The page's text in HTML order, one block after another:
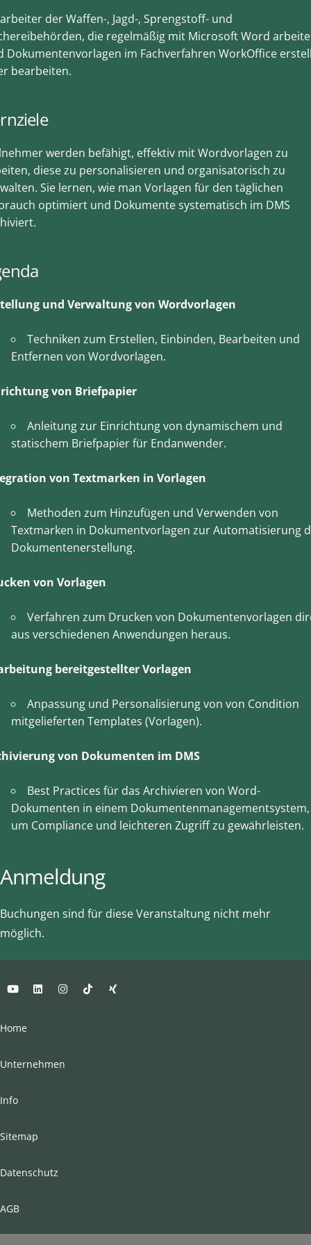
der Waffen-, Jagd-, Sprengstoff- und
die regelmäßig mit Microsoft Word
Dokumentenvorlagen im Fachverfahren WorkOffice
bearbeiten.
werden befähigt, effektiv mit Wordvorlagen zu
diese zu personalisieren und organisatorisch zu
Sie lernen, wie man Vorlagen für den täglichen
optimiert und Dokumente systematisch im DMS
und Verwaltung von Wordvorlagen
Techniken zum Erstellen, Einbinden, Bearbeiten und
Entfernen von Wordvorlagen.
von Briefpapier
Anleitung zur Einrichtung von dynamischem und
statischem Briefpapier für Endanwender.
von Textmarken in Vorlagen
Methoden zum Hinzufügen und Verwenden von
Textmarken in Dokumentvorlagen zur Automatisierung
Dokumentenerstellung.
von Vorlagen
Verfahren zum Drucken von Dokumentenvorlagen
aus verschiedenen Anwendungen heraus.
bereitgestellter Vorlagen
Anpassung und Personalisierung von von Condition
mitgelieferten Templates (Vorlagen).
von Dokumenten im DMS
Best Practices für das Archivieren von Word-
Dokumenten in einem Dokumentenmanagementsystem,
um Compliance und leichteren Zugriff zu gewährleisten.
Anmeldung
Buchungen sind für diese Veranstaltung nicht mehr
möglich.
Home
Unternehmen
Info
Sitemap
Datenschutz
AGB